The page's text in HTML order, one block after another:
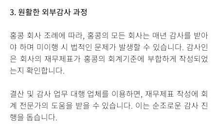
3.원활한 외부감사 과정
홍콩 회사 조례에 따라, 홍콩의 모든 회사는 매년 감사를 받아
야 하며 미이행 시 법적인 문제가 발생할 수 있습니다. 감사인
은 회사의 재무제표가 홍콩의 회계기준에 부합하게 작성되었
는지 확인합니다.
결산 및 감사 업무 대행 업체를 이용하면, 재무제표 작성에 회
계 전문가의 도움을 받을 수 있습니다. 이는 순조로운 감사 진
행을 돕습니다.